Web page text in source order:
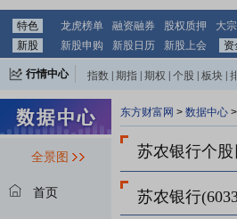
特色 龙虎榜单 融资融券 股权质押 大
新股
新股申购 新股日历 新股上会 资
行情中心 指数 期指 期权 个股 板块
全景图
首页
东方财富网 > 数据中心 >
苏农银行个股
苏农银行